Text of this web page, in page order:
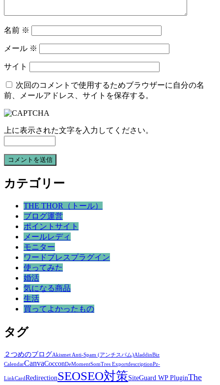
名前 ※
メール ※
サイト
次回のコメントで使用するためブラウザーに自分の名
前、メールアドレス、サイトを保存する。
上に表示された文字を入力してください。
カテゴリー
THE THOR（トール）
ブログ運営
ポイントサイト
メールレディ
モニター
ワードプレスプラグイン
使ってみた
婚活
気になる商品
生活
買ってよかったもの
タグ
２つめのブログAkismet Anti-Spam (アンチスパム)AladdinBiz
CalendarCanvaCocconDeMomentSomTres ExportdescriptionPz-
LinkCardRedirectionSEOSEO対策SiteGuard WP PluginThe